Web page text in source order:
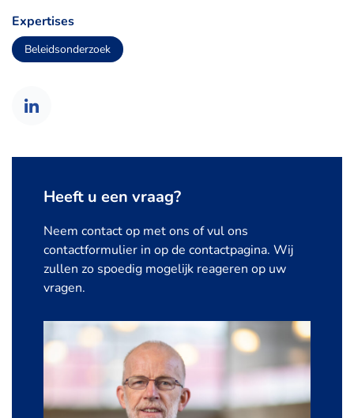
Expertises
Beleidsonderzoek
Heeft u een vraag?
Neem contact op met ons of vul ons
contactformulier in op de contactpagina. Wij
zullen zo spoedig mogelijk reageren op uw
vragen.